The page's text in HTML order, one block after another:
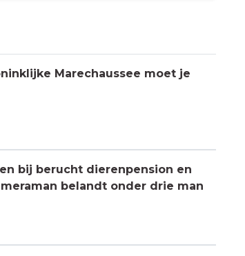
Marechaussee moet je
bij berucht dierenpension en
belandt onder drie man